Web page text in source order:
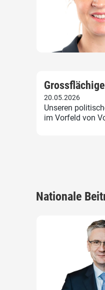
20.05.2026
Unseren
im Vorfeld von
Nationale